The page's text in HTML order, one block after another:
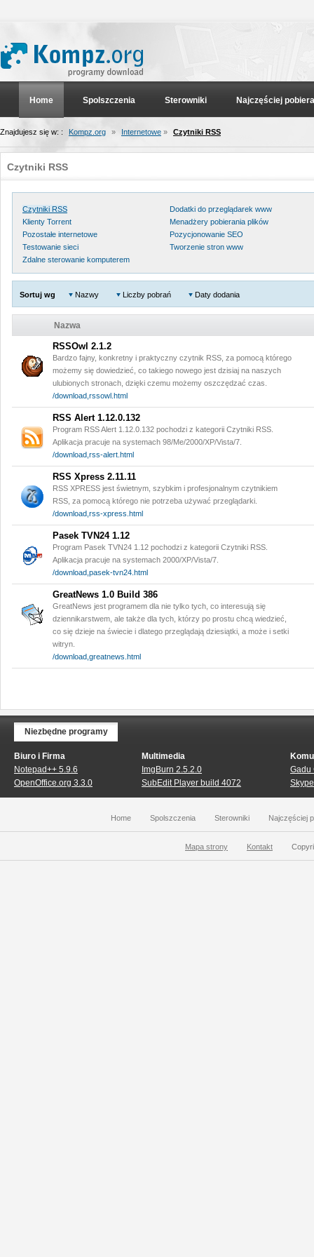
Home Spolszczenia Sterowniki Najczęściej
Znajdujesz się w: : Kompz.org » Internetowe » Czytniki RSS
Czytniki RSS
Czytniki RSS
Dodatki do przeglądarek www
Klienty Torrent
Menadżery pobierania plików
Pozostałe internetowe
Pozycjonowanie SEO
Testowanie sieci
Tworzenie stron www
Zdalne sterowanie komputerem
Sortuj wg Nazwy Liczby pobrań Daty dodania
Nazwa
RSSOwl 2.1.2
Bardzo fajny, konkretny i praktyczny czytnik RSS, za pomocą którego
możemy się dowiedzieć, co takiego nowego jest dzisiaj na naszych
ulubionych stronach, dzięki czemu możemy oszczędzać czas.
/download,rssowl.html
RSS Alert 1.12.0.132
Program RSS Alert 1.12.0.132 pochodzi z kategorii Czytniki RSS.
Aplikacja pracuje na systemach 98/Me/2000/XP/Vista/7.
/download,rss-alert.html
RSS Xpress 2.11.11
RSS XPRESS jest świetnym, szybkim i profesjonalnym czytnikiem
RSS, za pomocą którego nie potrzeba używać przeglądarki.
/download,rss-xpress.html
Pasek TVN24 1.12
Program Pasek TVN24 1.12 pochodzi z kategorii Czytniki RSS.
Aplikacja pracuje na systemach 2000/XP/Vista/7.
/download,pasek-tvn24.html
GreatNews 1.0 Build 386
GreatNews jest programem dla nie tylko tych, co interesują się
dziennikarstwem, ale także dla tych, którzy po prostu chcą wiedzieć,
co się dzieje na świecie i dlatego przeglądają dziesiątki, a może i setki
witryn.
/download,greatnews.html
Niezbędne programy
Biuro i Firma
Notepad++ 5.9.6
OpenOffice.org 3.3.0
Multimedia
ImgBurn 2.5.2.0
SubEdit Player build 4072
Gadu
Home Spolszczenia Sterowniki Najczęściej
Mapa strony Kontakt